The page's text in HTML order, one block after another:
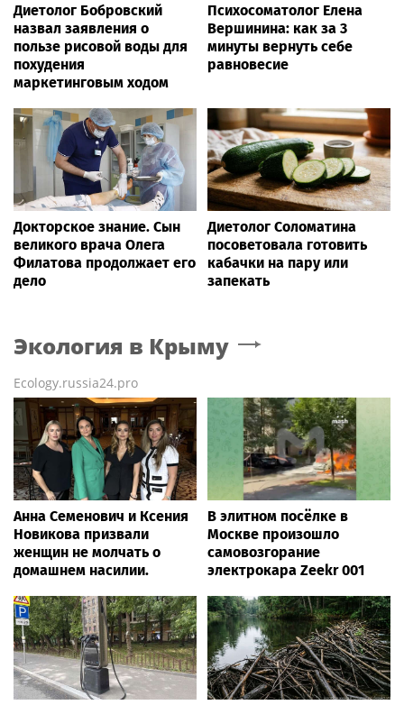
Диетолог Бобровский
назвал заявления о
пользе рисовой воды для
похудения
маркетинговым ходом
Психосоматолог Елена
Вершинина: как за 3
минуты вернуть себе
равновесие
Докторское знание. Сын
великого врача Олега
Филатова продолжает его
дело
Диетолог Соломатина
посоветовала готовить
кабачки на пару или
запекать
Экология в Крыму
Ecology.russia24.pro
Анна Семенович и Ксения
Новикова призвали
женщин не молчать о
домашнем насилии.
В элитном посёлке в
Москве произошло
самовозгорание
электрокара Zeekr 001